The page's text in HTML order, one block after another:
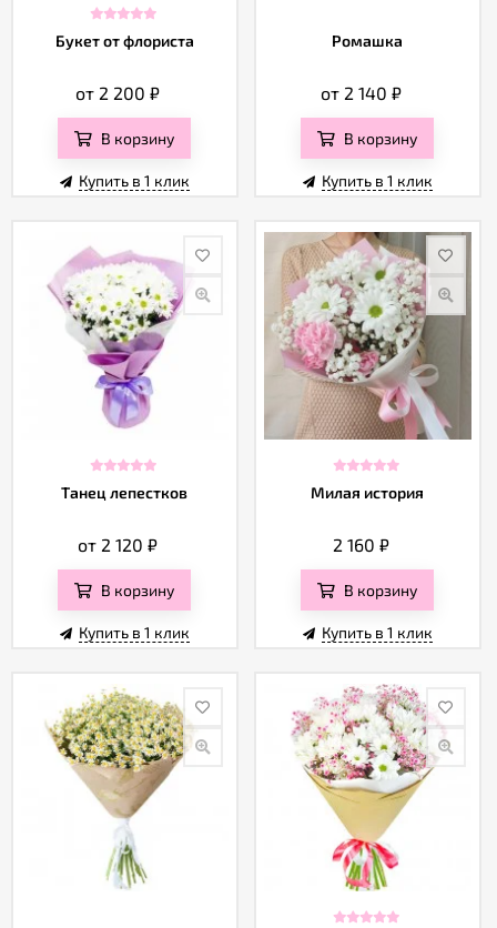
конфиденциальности
Букет от флориста
от 2 200₽
В корзину
Купить в 1 клик
Ромашка
от 2 140 ₽
В корзину
Купить в 1 клик
Танец лепестков
от 2 120₽
В корзину
Купить в 1 клик
Милая история
2 160 ₽
В корзину
Купить в 1 клик